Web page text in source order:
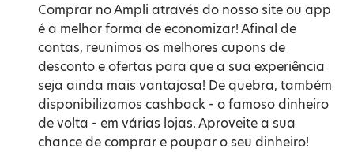
Comprar no Ampli através do nosso site ou app
é a melhor forma de economizar! Afinal de
contas, reunimos os melhores cupons de
desconto e ofertas para que a sua experiência
seja ainda mais vantajosa! De quebra, também
disponibilizamos cashback - o famoso dinheiro
de volta - em várias lojas. Aproveite a sua
chance de comprar e poupar o seu dinheiro!